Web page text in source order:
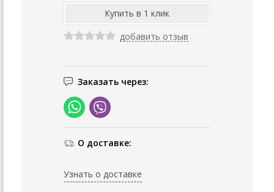
добавить отзыв
Заказать через:
О доставке:
Узнать о доставке